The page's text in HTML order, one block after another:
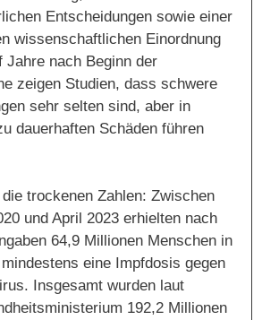
Entscheidungen sowie einer
wissenschaftlichen Einordnung
Jahre nach Beginn der
zeigen Studien, dass schwere
sehr selten sind, aber in
dauerhaften Schäden führen
trockenen Zahlen: Zwischen
und April 2023 erhielten nach
64,9 Millionen Menschen in
eine Impfdosis gegen
Insgesamt wurden laut
192,2 Millionen